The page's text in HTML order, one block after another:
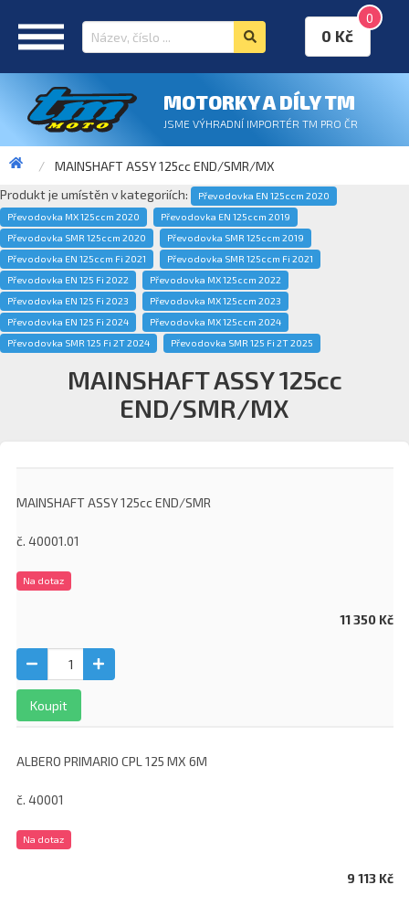
0
0 Kč
MOTORKY A DÍLY TM
JSME VÝHRADNÍ IMPORTÉR TM PRO ČR
MAINSHAFT ASSY 125cc END/SMR/MX
Produkt je umístěn v kategoriích:
Převodovka EN 125ccm 2020
Převodovka MX 125ccm 2020
Převodovka EN 125ccm 2019
Převodovka SMR 125ccm 2020
Převodovka SMR 125ccm 2019
Převodovka EN 125ccm Fi 2021
Převodovka SMR 125ccm Fi 2021
Převodovka EN 125 Fi 2022
Převodovka MX 125ccm 2022
Převodovka EN 125 Fi 2023
Převodovka MX 125ccm 2023
Převodovka EN 125 Fi 2024
Převodovka MX 125ccm 2024
Převodovka SMR 125 Fi 2T 2024
Převodovka SMR 125 Fi 2T 2025
MAINSHAFT ASSY 125cc
END/SMR/MX
MAINSHAFT ASSY 125cc END/SMR
č. 40001.01
Na dotaz
11 350 Kč
Koupit
ALBERO PRIMARIO CPL 125 MX 6M
č. 40001
Na dotaz
9 113 Kč